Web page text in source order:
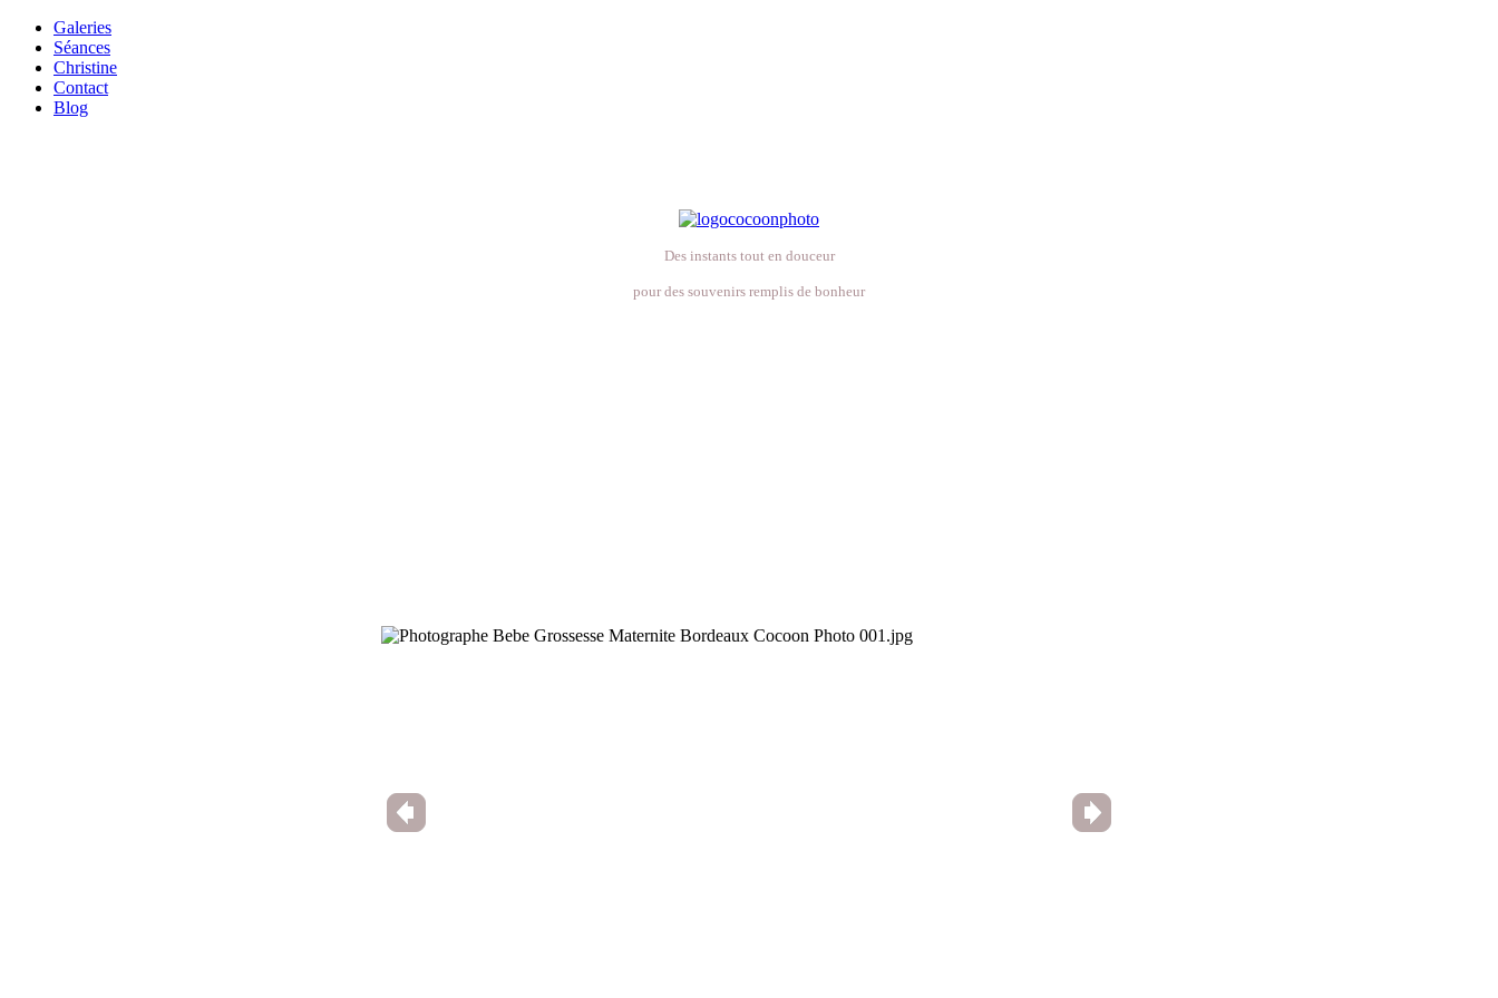
Galeries
Séances
Christine
Contact
Blog
Des instants tout en douceur
pour des souvenirs remplis de bonheur